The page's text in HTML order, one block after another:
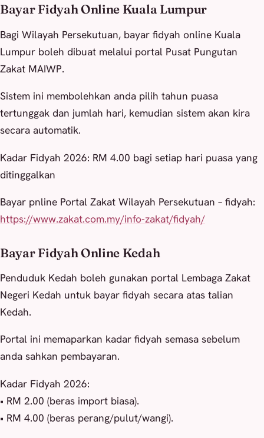
Bayar Fidyah Online Kuala Lumpur
Bagi Wilayah Persekutuan, bayar fidyah online Kuala
Lumpur boleh dibuat melalui portal Pusat Pungutan
Zakat MAIWP.
Sistem ini membolehkan anda pilih tahun puasa
tertunggak dan jumlah hari, kemudian sistem akan kira
secara automatik.
Kadar Fidyah 2026: RM 4.00 bagi setiap hari puasa yang
ditinggalkan
Bayar pnline Portal Zakat Wilayah Persekutuan – fidyah:
https://www.zakat.com.my/info-zakat/fidyah/
Bayar Fidyah Online Kedah
Penduduk Kedah boleh gunakan portal Lembaga Zakat
Negeri Kedah untuk bayar fidyah secara atas talian
Kedah.
Portal ini memaparkan kadar fidyah semasa sebelum
anda sahkan pembayaran.
Kadar Fidyah 2026:
• RM 2.00 (beras import biasa).
• RM 4.00 (beras perang/pulut/wangi).